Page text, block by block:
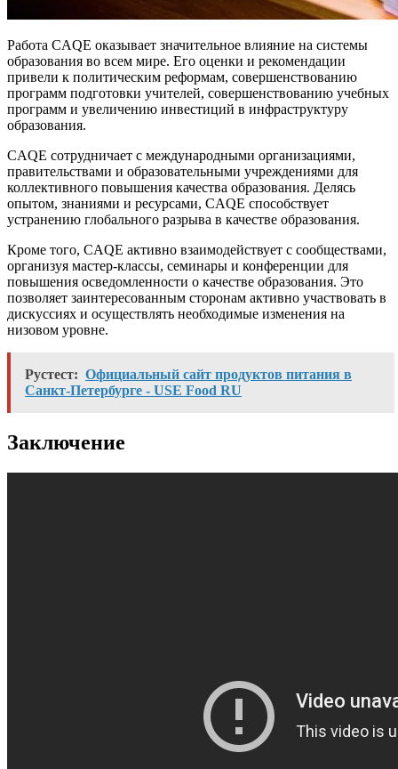
Работа CAQE оказывает значительное влияние на системы
образования во всем мире. Его оценки и рекомендации
привели к политическим реформам, совершенствованию
программ подготовки учителей, совершенствованию учебных
программ и увеличению инвестиций в инфраструктуру
образования.
CAQE сотрудничает с международными организациями,
правительствами и образовательными учреждениями для
коллективного повышения качества образования. Делясь
опытом, знаниями и ресурсами, CAQE способствует
устранению глобального разрыва в качестве образования.
Кроме того, CAQE активно взаимодействует с сообществами,
организуя мастер-классы, семинары и конференции для
повышения осведомленности о качестве образования. Это
позволяет заинтересованным сторонам активно участвовать в
дискуссиях и осуществлять необходимые изменения на
низовом уровне.
Рустест: Официальный сайт продуктов питания в
Санкт-Петербурге - USE Food RU
Заключение